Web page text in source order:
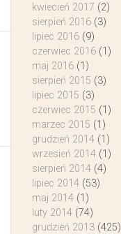
kwiecień 2017 (2)
sierpień 2016(3)
lipiec 2016(9)
czerwiec 2016(1)
maj 2016(1)
sierpień 2015 (3)
lipiec 2015 (3)
czerwiec 2015 (1)
marzec 2015 (1)
grudzień 2014(1)
wrzesień 2014(1)
sierpień 2014(4)
lipiec 2014(53)
maj 2014(1)
luty 2014(74)
grudzień 2013(425)